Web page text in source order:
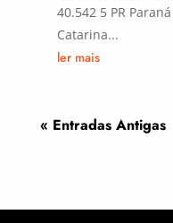
40.542 5 PR
Catarina...
ler mais
« Entradas Antigas